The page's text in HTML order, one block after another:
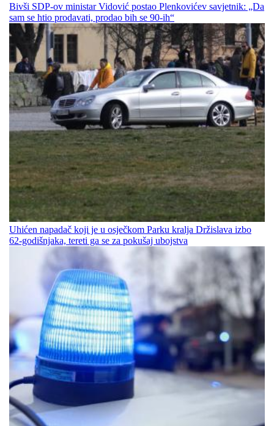
Bivši SDP-ov ministar Vidović postao Plenkovićev savjetnik: „Da
sam se htio prodavati, prodao bih se 90-ih“
Uhićen napadač koji je u osječkom Parku kralja Držislava izbo
62-godišnjaka, tereti ga se za pokušaj ubojstva